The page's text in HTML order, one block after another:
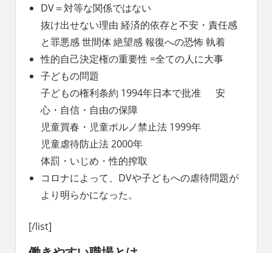
DV＝対等な関係ではない
抜け出せない理由 経済的依存と不安・責任感
と罪悪感 世間体 絶望感 報復への恐怖 執着
性的自己決定権の重要性 =全ての人に大事
子どもの問題
子どもの権利条約 1994年日本で批准 安
心・自信・自由の保障
児童買春・児童ポルノ禁止法 1999年
児童虐待防止法 2000年
体罰・いじめ・性的搾取
コロナによって、DVや子どもへの虐待問題が
より明らかになった。
[/list]